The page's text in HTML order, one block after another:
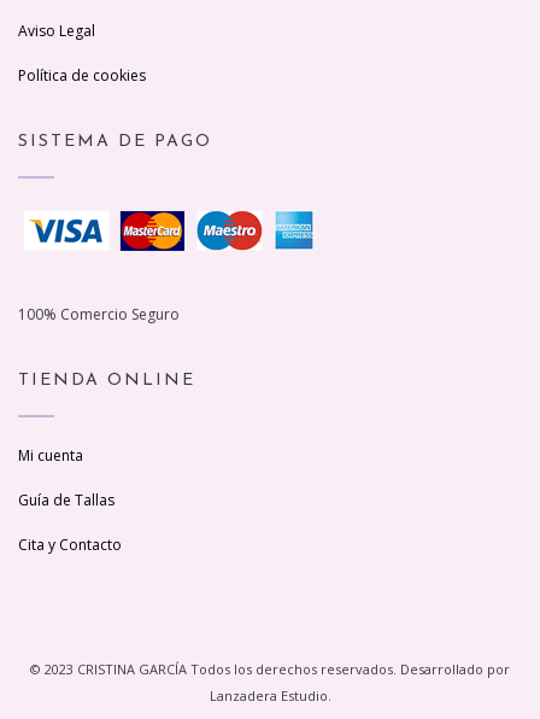
Aviso Legal
Política de cookies
SISTEMA DE PAGO
100% Comercio Seguro
TIENDA ONLINE
Mi cuenta
Guía de Tallas
Cita y Contacto
© 2023 CRISTINA GARCÍA Todos los derechos reservados. Desarrollado por
Lanzadera Estudio.